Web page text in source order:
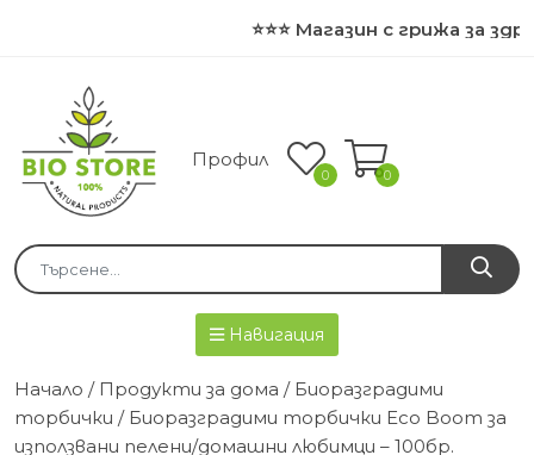
⭐⭐⭐ Магазин с грижа за
Профил
0 0
Навигация
Начало / Продукти за дома / Биоразградими
торбички / Биоразградими торбички Eco Boom за
използвани пелени/домашни любимци – 100бр.